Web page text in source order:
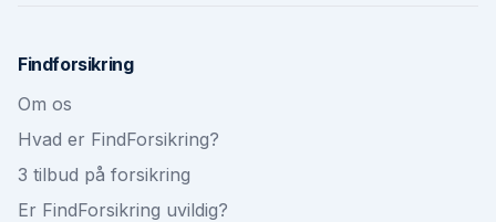
Findforsikring
Om os
Hvad er FindForsikring?
3 tilbud på forsikring
Er FindForsikring uvildig?